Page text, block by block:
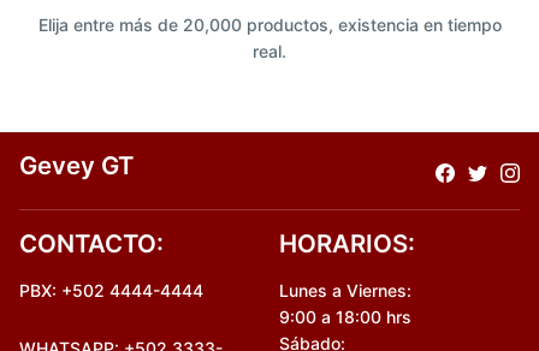
Elija entre más de 20,000 productos, existencia en tiempo
real.
Gevey GT
CONTACTO:
PBX: +502 4444-4444
HORARIOS:
Lunes a Viernes:
9:00 a 18:00 hrs
Sábado: